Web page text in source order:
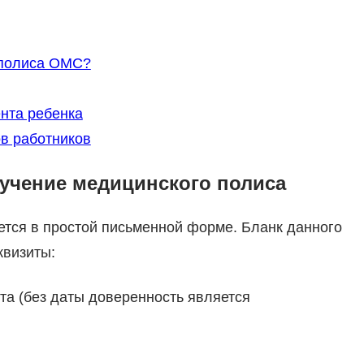
ОМС?
ребенка
работников
медицинского полиса
в простой письменной форме. Бланк данного
(без даты доверенность является